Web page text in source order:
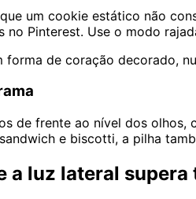
um cookie estático não
Pinterest. Use o modo
de coração decorado,
de frente ao nível dos
e biscotti, a pilha
a luz lateral supera